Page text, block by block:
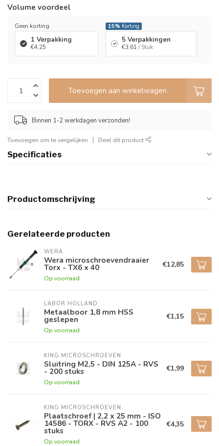
Volume voordeel
Geen korting
1 Verpakking
€4,25
15% Korting
5 Verpakkingen
€3,61 / Stuk
Toevoegen aan winkelwagen
Binnen 1-2 werkdagen verzonden!
Toevoegen om te vergelijken Deel dit product
Specificaties
Productomschrijving
Gerelateerde producten
WERA
Wera microschroevendraaier
Torx - TX6 x 40
Op voorraad
€12,85
LABOR HOLLAND
Metaalboor 1,8 mm HSS
geslepen
Op voorraad
€1,15
KING MICROSCHROEVEN
Sluitring M2,5 - DIN 125A - RVS
- 200 stuks
Op voorraad
€1,99
KING MICROSCHROEVEN
Plaatschroef | 2,2 x 25 mm - ISO
14586 - TORX - RVS A2 - 100
stuks
Op voorraad
€4,35